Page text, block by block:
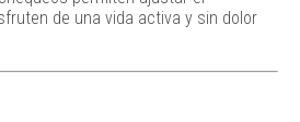
de una vida activa y sin dolor